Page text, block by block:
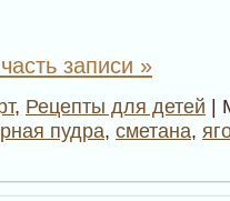
записи »
, Рецепты для детей |
пудра, сметана,